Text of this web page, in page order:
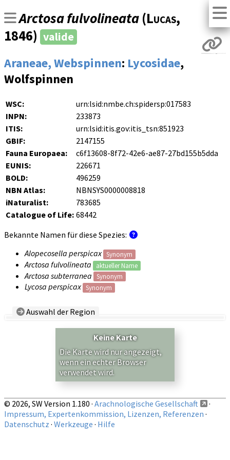
Arctosa fulvolineata (Lucas,
1846) valide
Araneae, Webspinnen: Lycosidae,
Wolfspinnen
WSC:
urn:lsid:nmbe.ch:spidersp:017583
INPN:
233873
ITIS:
urn:lsid:itis.gov:itis_tsn:851923
GBIF:
2147155
Fauna Europaea:
c6f13608-8f72-42e6-ae87-27bd155b5dda
EUNIS:
226671
BOLD:
496259
NBN Atlas:
NBNSYS0000008818
iNaturalist:
783685
Catalogue of Life: 68442
Bekannte Namen für diese Spezies:
Alopecosella perspicax Synonym
Arctosa fulvolineata aktueller Name
Arctosa subterranea Synonym
Lycosa perspicax Synonym
Auswahl der Region
Auf obige Region beschränkte Nachweise anzeigen
Keine Karte
Die Karte wird nur angezeigt,
wenn ein echter Browser
verwendet wird.
© 2026, SW Version 1.180 · Arachnologische Gesellschaft
·
Impressum, Expertenkommission, Lizenzen, Referenzen ·
Datenschutz · Werkzeuge · Hilfe